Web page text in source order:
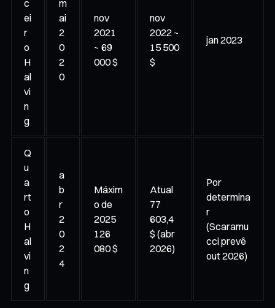
c
ei
r
o
H
al
vi
n
g
m
ai
2
0
2
0
nov
2021
~ 69
000 $
nov
2022 ~
15 500
$
jan 2023
Q
u
a
rt
o
H
al
vi
n
g
a
b
r
2
0
2
4
Máxim
o de
2025
126
080 $
Atual
77
603,4
$ (abr
2026)
Por
determina
r
(Scaramu
cci prevê
out 2026)